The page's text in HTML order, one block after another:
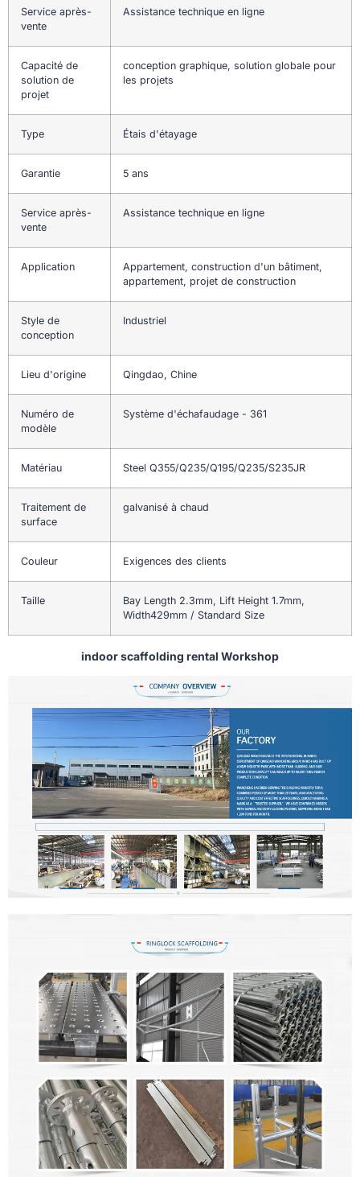
Service après-
vente
Assistance technique en ligne
Capacité de
solution de
projet
conception graphique, solution globale pour
les projets
Type Étais d'étayage
Garantie 5 ans
Service après-
vente
Assistance technique en ligne
Application
Appartement, construction d'un bâtiment,
appartement, projet de construction
Style de
conception
Industriel
Lieu d'origine Qingdao, Chine
Numéro de
modèle
Système d'échafaudage - 361
Matériau Steel Q355/Q235/Q195/Q235/S235JR
Traitement de
surface
galvanisé à chaud
Couleur Exigences des clients
Taille
Bay Length 2.3mm, Lift Height 1.7mm,
Width429mm / Standard Size
indoor scaffolding rental Workshop